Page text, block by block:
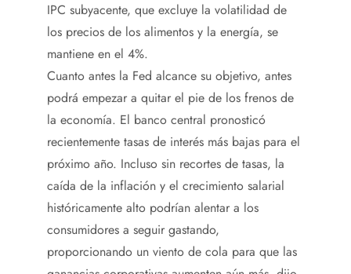
IPC subyacente, que excluye la volatilidad de
los precios de los alimentos y la energía, se
mantiene en el 4%.
Cuanto antes la Fed alcance su objetivo, antes
podrá empezar a quitar el pie de los frenos de
la economía. El banco central pronosticó
recientemente tasas de interés más bajas para el
próximo año. Incluso sin recortes de tasas, la
caída de la inflación y el crecimiento salarial
históricamente alto podrían alentar a los
consumidores a seguir gastando,
proporcionando un viento de cola para que las